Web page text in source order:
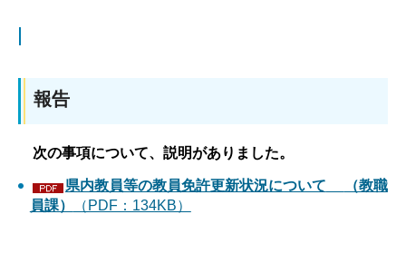
報告
次の事項について、説明がありました。
県内教員等の教員免許更新状況について
（教職
員課）
（PDF：134KB）